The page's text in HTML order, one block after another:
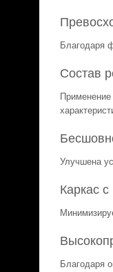
Благодаря
Состав
Улучшена
Каркас
Благодаря